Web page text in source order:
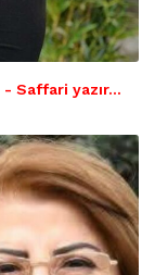
- Saffari yazır…